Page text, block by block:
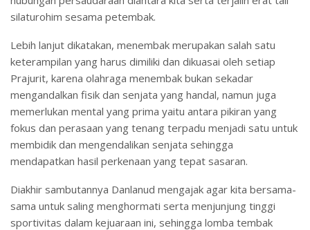
silaturohim sesama petembak.
Lebih lanjut dikatakan, menembak merupakan salah satu
keterampilan yang harus dimiliki dan dikuasai oleh setiap
Prajurit, karena olahraga menembak bukan sekadar
mengandalkan fisik dan senjata yang handal, namun juga
memerlukan mental yang prima yaitu antara pikiran yang
fokus dan perasaan yang tenang terpadu menjadi satu untuk
membidik dan mengendalikan senjata sehingga
mendapatkan hasil perkenaan yang tepat sasaran.
Diakhir sambutannya Danlanud mengajak agar kita bersama-
sama untuk saling menghormati serta menjunjung tinggi
sportivitas dalam kejuaraan ini, sehingga lomba tembak